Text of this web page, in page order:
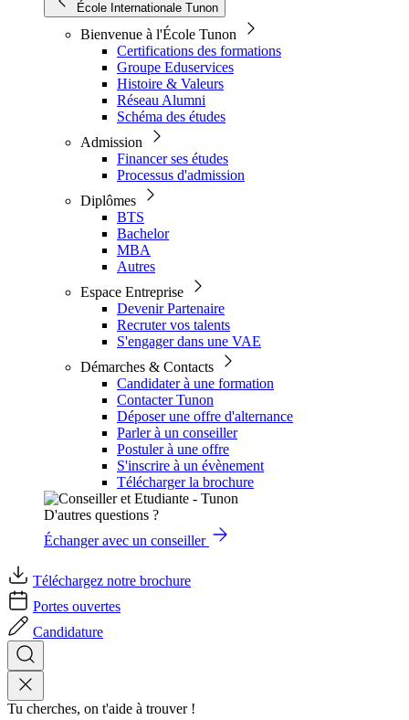
École Internationale Tunon
Bienvenue à l'École Tunon
Certifications des formations
Groupe Eduservices
Histoire & Valeurs
Réseau Alumni
Schéma des études
Admission
Financer ses études
Processus d'admission
Diplômes
BTS
Bachelor
MBA
Autres
Espace Entreprise
Devenir Partenaire
Recruter vos talents
S'engager dans une VAE
Démarches & Contacts
Candidater à une formation
Contacter Tunon
Déposer une offre d'alternance
Parler à un conseiller
Postuler à une offre
S'inscrire à un évènement
Télécharger la brochure
D'autres questions ?
Échanger avec un conseiller
Téléchargez notre brochure
Portes ouvertes
Candidature
Tu cherches, on t'aide à trouver !